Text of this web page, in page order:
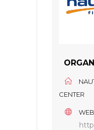
CENTER
WEB